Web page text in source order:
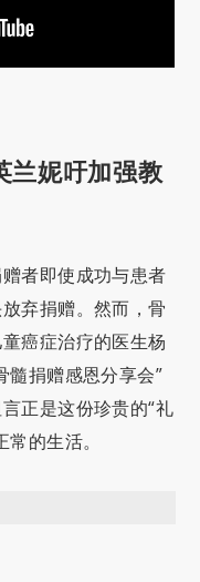
兰妮吁加强教
者即使成功与患者
弃捐赠。然而，骨
癌症治疗的医生杨
髓捐赠感恩分享会”
正是这份珍贵的“礼
的生活。